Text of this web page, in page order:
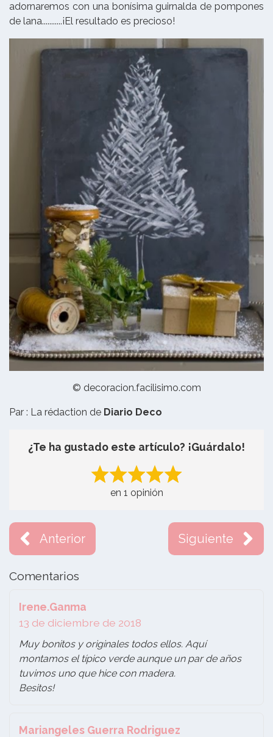
adornaremos con una bonísima guirnalda de pompones
de lana...........¡El resultado es precioso!
© decoracion.facilisimo.com
Par : La rédaction de Diario Deco
¿Te ha gustado este artículo? ¡Guárdalo!
en 1 opinión
Anterior Siguiente
Comentarios
Irene.Ganma
13 de diciembre de 2018
Muy bonitos y originales todos ellos. Aquí
montamos el típico verde aunque un par de años
tuvimos uno que hice con madera.
Besitos!
Mariangeles Guerra Rodriguez